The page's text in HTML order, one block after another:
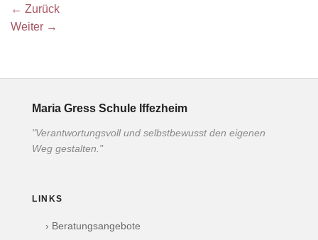
← Zurück
Weiter →
Maria Gress Schule Iffezheim
"Verantwortungsvoll und selbstbewusst den eigenen
Weg gestalten."
LINKS
› Beratungsangebote